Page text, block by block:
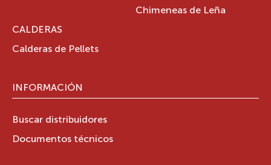
Chimeneas de Leña
CALDERAS
Calderas de Pellets
INFORMACIÓN
Buscar distribuidores
Documentos técnicos